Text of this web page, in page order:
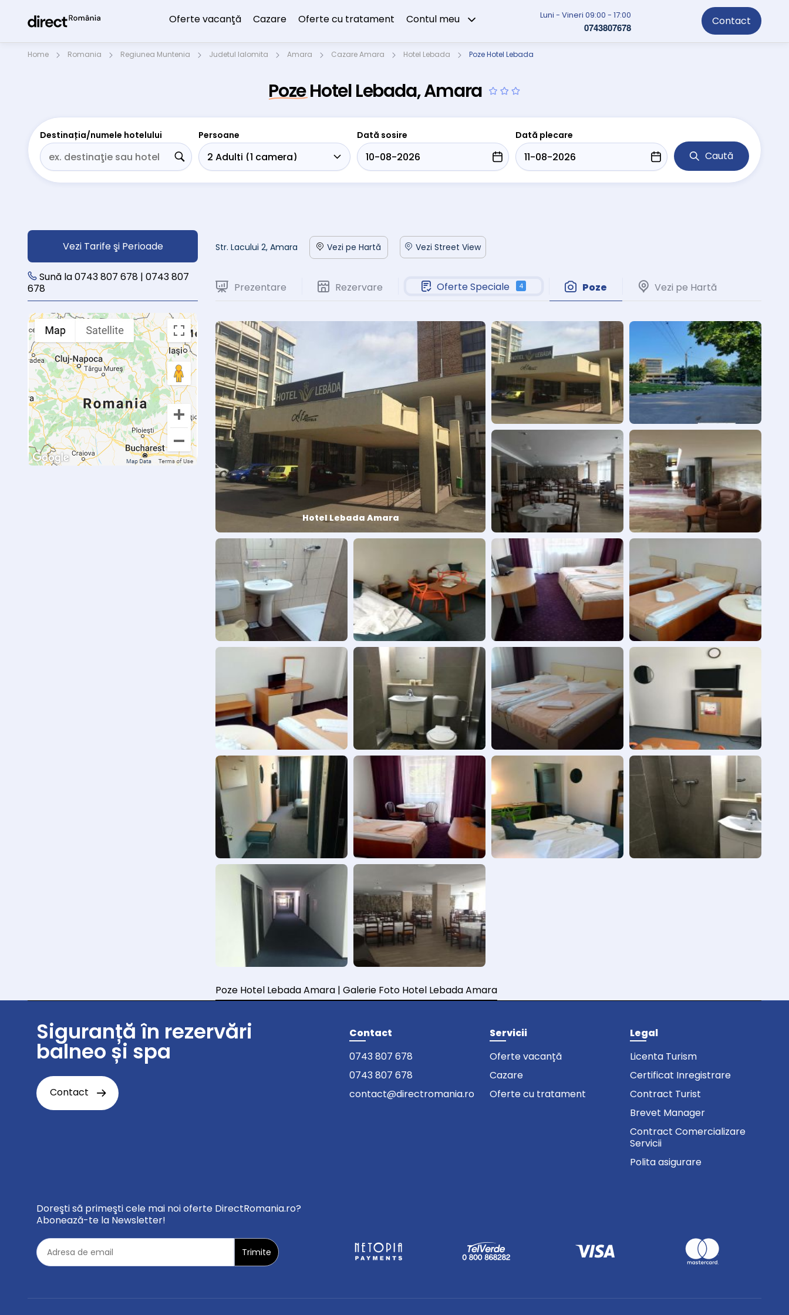
Oferte vacanţă Cazare Oferte cu tratament Contul meu Luni - Vineri 09:00 - 17:00
0743807678 Contact
Home Romania Regiunea Muntenia Judetul Ialomita Amara Cazare Amara Hotel Lebada Poze Hotel Lebada
Poze Hotel Lebada, Amara
Destinația/numele hotelului Persoane Dată sosire Dată plecare
Caută
Vezi Tarife şi Perioade
Sună la 0743 807 678 | 0743 807
678
Str. Lacului 2, Amara Vezi pe Hartă Vezi Street View
Prezentare Rezervare Oferte Speciale 4 Poze Vezi pe Hartă
Hotel Lebada Amara
Poze Hotel Lebada Amara | Galerie Foto Hotel Lebada Amara
Siguranță în rezervări
balneo și spa
Contact
Contact
0743 807 678
0743 807 678
contact@directromania.ro
Servicii
Oferte vacanță
Cazare
Oferte cu tratament
Legal
Licenta Turism
Certificat Inregistrare
Contract Turist
Brevet Manager
Contract Comercializare
Servicii
Polita asigurare
Doreşti să primeşti cele mai noi oferte DirectRomania.ro?
Abonează-te la Newsletter!